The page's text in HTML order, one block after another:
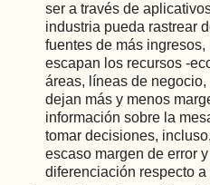
ser a través de
industria pueda rastrear
fuentes de más
escapan los recursos -
áreas, líneas de
dejan más y menos
información sobre la
tomar decisiones,
escaso margen de error
diferenciación respecto